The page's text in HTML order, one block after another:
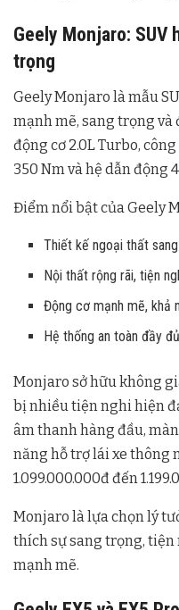
Geely Monjaro: SUV
trọng
Geely Monjaro là mẫu
mạnh mẽ, sang trọng và
động cơ 2.0L Turbo,
350 Nm và hệ dẫn động
Điểm nổi bật của Geely
Thiết kế ngoại thất
Nội thất rộng rãi, tiện
Động cơ mạnh mẽ, khả
Hệ thống an toàn đầy
Monjaro sở hữu không
bị nhiều tiện nghi hiện
âm thanh hàng đầu,
năng hỗ trợ lái xe thông
1.099.000.000đ đến
Monjaro là lựa chọn lý
thích sự sang trọng, tiện
mạnh mẽ.